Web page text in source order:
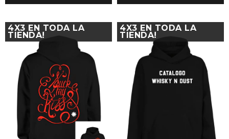
4X3 EN TODA LA
TIENDA!
4X3 EN TODA LA
TIENDA!